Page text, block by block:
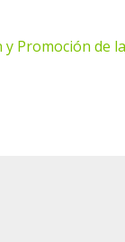
Promoción de